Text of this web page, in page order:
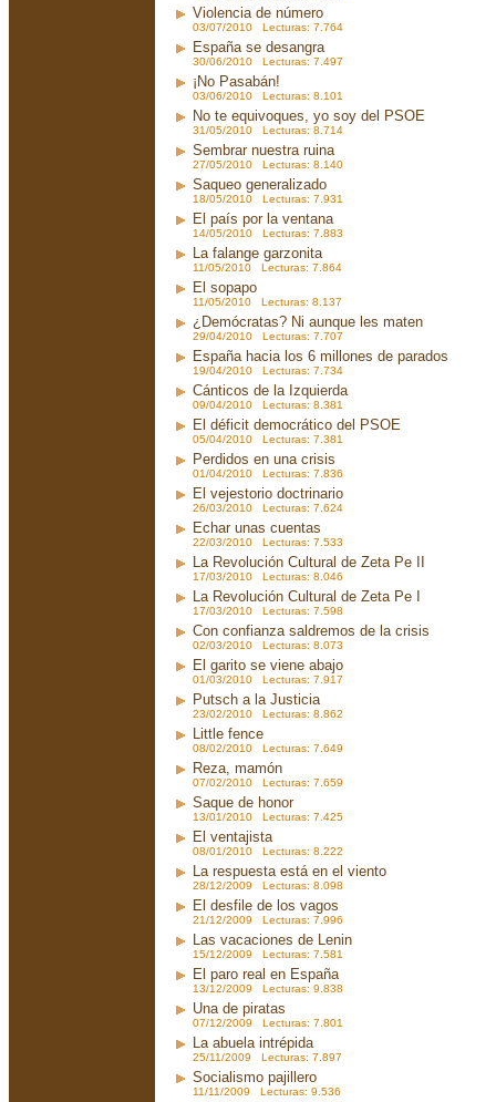
Violencia de número
03/07/2010 Lecturas: 7.764
España se desangra
30/06/2010 Lecturas: 7.497
¡No Pasabán!
03/06/2010 Lecturas: 8.101
No te equivoques, yo soy del PSOE
31/05/2010 Lecturas: 8.714
Sembrar nuestra ruina
27/05/2010 Lecturas: 8.140
Saqueo generalizado
18/05/2010 Lecturas: 7.931
El país por la ventana
14/05/2010 Lecturas: 7.883
La falange garzonita
11/05/2010 Lecturas: 7.864
El sopapo
11/05/2010 Lecturas: 8.137
¿Demócratas? Ni aunque les maten
29/04/2010 Lecturas: 7.707
España hacia los 6 millones de parados
19/04/2010 Lecturas: 7.734
Cánticos de la Izquierda
09/04/2010 Lecturas: 8.381
El déficit democrático del PSOE
05/04/2010 Lecturas: 7.381
Perdidos en una crisis
01/04/2010 Lecturas: 7.836
El vejestorio doctrinario
26/03/2010 Lecturas: 7.624
Echar unas cuentas
22/03/2010 Lecturas: 7.533
La Revolución Cultural de Zeta Pe II
17/03/2010 Lecturas: 8.046
La Revolución Cultural de Zeta Pe I
17/03/2010 Lecturas: 7.598
Con confianza saldremos de la crisis
02/03/2010 Lecturas: 8.073
El garito se viene abajo
01/03/2010 Lecturas: 7.917
Putsch a la Justicia
23/02/2010 Lecturas: 8.862
Little fence
08/02/2010 Lecturas: 7.649
Reza, mamón
07/02/2010 Lecturas: 7.659
Saque de honor
13/01/2010 Lecturas: 7.425
El ventajista
08/01/2010 Lecturas: 8.222
La respuesta está en el viento
28/12/2009 Lecturas: 8.098
El desfile de los vagos
21/12/2009 Lecturas: 7.996
Las vacaciones de Lenin
15/12/2009 Lecturas: 7.581
El paro real en España
13/12/2009 Lecturas: 9.838
Una de piratas
07/12/2009 Lecturas: 7.801
La abuela intrépida
25/11/2009 Lecturas: 7.897
Socialismo pajillero
11/11/2009 Lecturas: 9.536